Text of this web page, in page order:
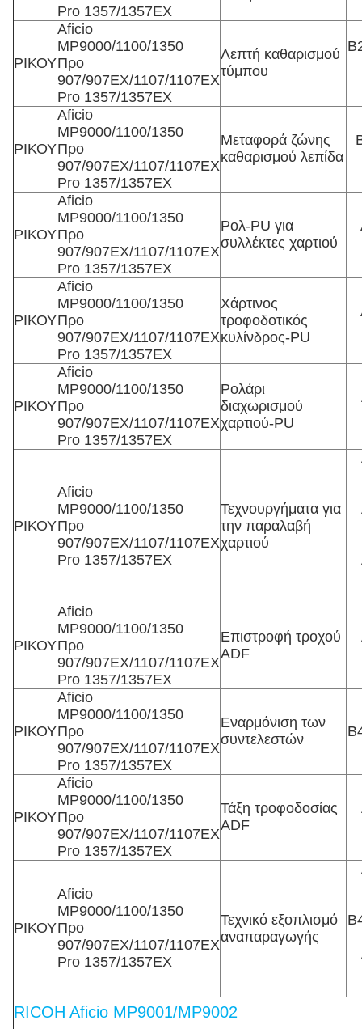
Pro 1357/1357EX
ΡΙΚΟΥ
Aficio
MP9000/1100/1350
Προ
907/907EX/1107/1107EX
Pro 1357/1357EX
Λεπτή καθαρισμού
τύμπου
ΡΙΚΟΥ
Aficio
MP9000/1100/1350
Προ
907/907EX/1107/1107EX
Pro 1357/1357EX
Μεταφορά ζώνης
καθαρισμού λεπίδα
ΡΙΚΟΥ
Aficio
MP9000/1100/1350
Προ
907/907EX/1107/1107EX
Pro 1357/1357EX
Ρολ-PU για
συλλέκτες χαρτιού
ΡΙΚΟΥ
Aficio
MP9000/1100/1350
Προ
907/907EX/1107/1107EX
Pro 1357/1357EX
Χάρτινος
τροφοδοτικός
κυλίνδρος-PU
ΡΙΚΟΥ
Aficio
MP9000/1100/1350
Προ
907/907EX/1107/1107EX
Pro 1357/1357EX
Ρολάρι
διαχωρισμού
χαρτιού-PU
ΡΙΚΟΥ
Aficio
MP9000/1100/1350
Προ
907/907EX/1107/1107EX
Pro 1357/1357EX
Τεχνουργήματα για
την παραλαβή
χαρτιού
ΡΙΚΟΥ
Aficio
MP9000/1100/1350
Προ
907/907EX/1107/1107EX
Pro 1357/1357EX
Επιστροφή τροχού
ADF
ΡΙΚΟΥ
Aficio
MP9000/1100/1350
Προ
907/907EX/1107/1107EX
Pro 1357/1357EX
Εναρμόνιση των
συντελεστών
ΡΙΚΟΥ
Aficio
MP9000/1100/1350
Προ
907/907EX/1107/1107EX
Pro 1357/1357EX
Τάξη τροφοδοσίας
ADF
ΡΙΚΟΥ
Aficio
MP9000/1100/1350
Προ
907/907EX/1107/1107EX
Pro 1357/1357EX
Τεχνικό εξοπλισμό
αναπαραγωγής
RICOH Aficio MP9001/MP9002